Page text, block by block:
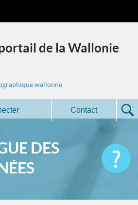
de la Wallonie
wallonne
Contact
DES